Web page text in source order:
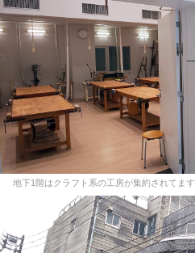
地下1階はクラフト系の工房が集約されてます